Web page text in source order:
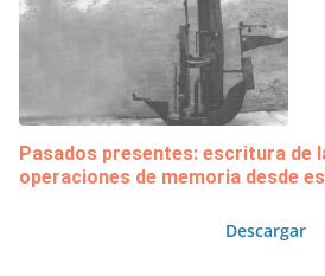
Pasados presentes: escritura de
operaciones de memoria desde
Descargar